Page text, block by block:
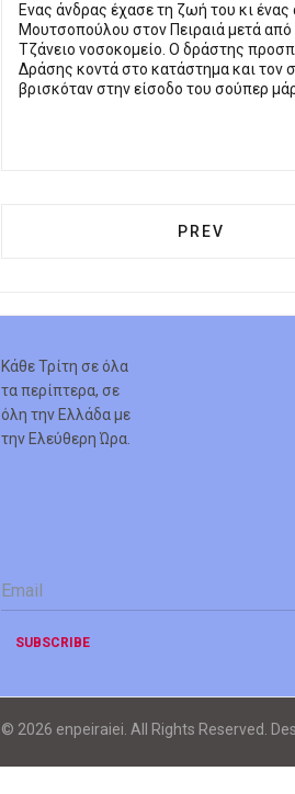
Eνας άνδρας έχασε τη ζωή του κι
Μουτσοπούλου στον Πειραιά μετά
Τζάνειο νοσοκομείο. Ο δράστης
Δράσης κοντά στο κατάστημα και τον
βρισκόταν στην είσοδο του σούπερ
PREVIOUS
PREV
Κάθε Τρίτη σε όλα
τα περίπτερα, σε
όλη την Ελλάδα με
την Ελεύθερη Ώρα.
Email
*
SUBSCRIBE
© 2026 enpeiraiei. All Rights Reserved.